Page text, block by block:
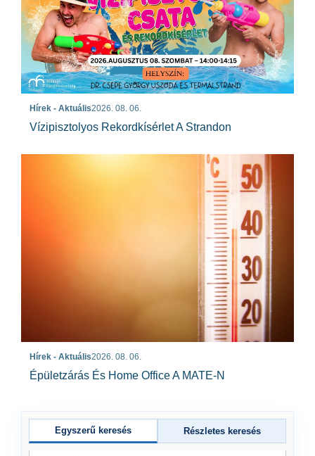
Hírek - Aktuális2026. 08. 06.
Vízipisztolyos Rekordkísérlet A Strandon
Hírek - Aktuális2026. 08. 06.
Épületzárás És Home Office A MATE-N
Egyszerű keresés Részletes keresés